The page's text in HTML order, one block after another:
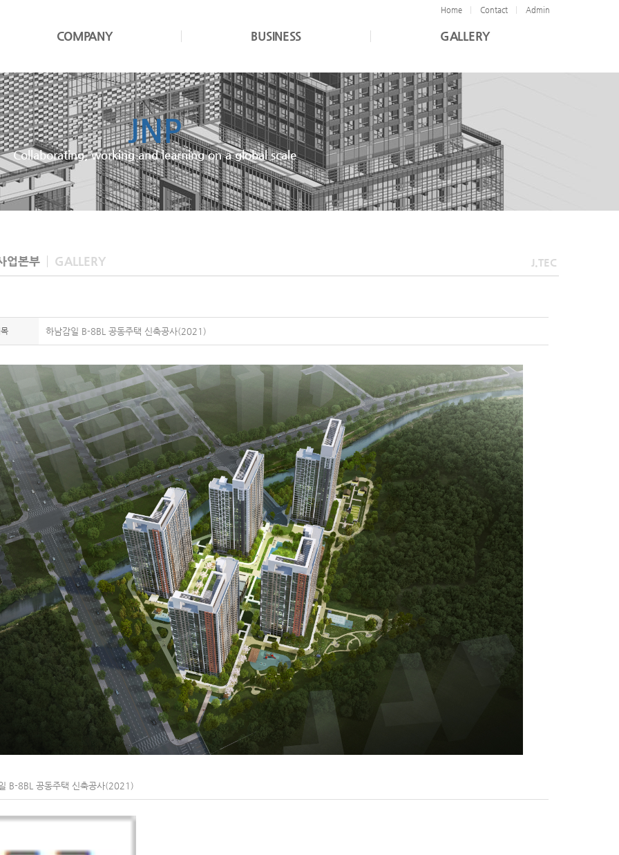
Home Contact Admin
COMPANY BUSINESS GALLERY
JNP
Collaborating, working and learning on a global scale
업본부 GALLERY J.TEC
하남감일 B-8BL 공동주택 신축공사(2021)
B-8BL 공동주택 신축공사(2021)